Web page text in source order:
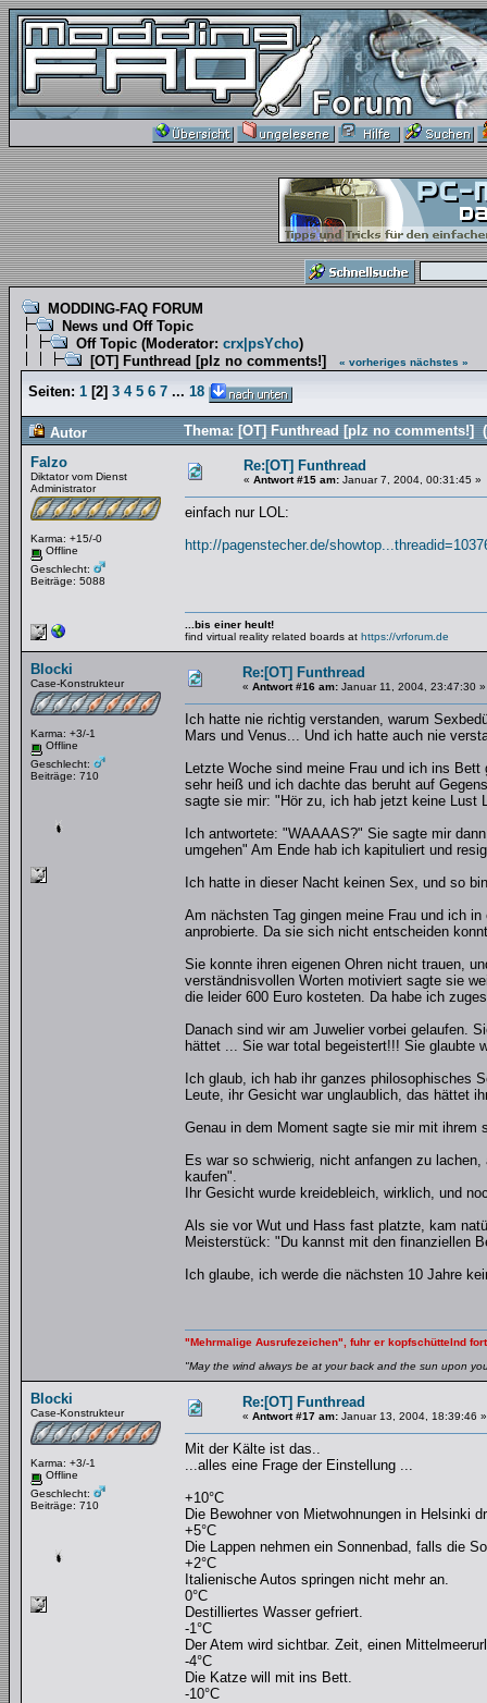
MODDING-FAQ FORUM
News und Off Topic
Off Topic (Moderator: crx|psYcho)
[OT] Funthread [plz no comments!]
« vorheriges nächstes »
Seiten: 1 [2] 3 4 5 6 7 ... 18
Autor
Thema: [OT] Funthread [plz no comments!]
Falzo
Diktator vom Dienst
Administrator
Karma: +15/-0
Offline
Geschlecht:
Beiträge: 5088
Re:[OT] Funthread
« Antwort #15 am: Januar 7, 2004, 00:31:45 »
einfach nur LOL:
http://pagenstecher.de/
...bis einer heult!
find virtual reality related boards at https://vrforum.de
Blocki
Case-Konstrukteur
Karma: +3/-1
Offline
Geschlecht:
Beiträge: 710
Re:[OT] Funthread
« Antwort #16 am: Januar 11, 2004, 23:47:30 »
Ich hatte nie richtig verstanden, warum
Mars und Venus... Und ich hatte auch nie
Letzte Woche sind meine Frau und ich ins
sehr heiß und ich dachte das beruht auf
sagte sie mir: "Hör zu, ich hab jetzt keine Lust
Ich antwortete: "WAAAAS?" Sie sagte mir
umgehen" Am Ende hab ich kapituliert und
Ich hatte in dieser Nacht keinen Sex, und so
Am nächsten Tag gingen meine Frau und ich
anprobierte. Da sie sich nicht entscheiden
Sie konnte ihren eigenen Ohren nicht trauen,
verständnisvollen Worten motiviert sagte sie
die leider 600 Euro kosteten. Da habe ich
Danach sind wir am Juwelier vorbei gelaufen.
hättet ... Sie war total begeistert!!! Sie glaubte
Ich glaub, ich hab ihr ganzes philosophisches
Leute, ihr Gesicht war unglaublich, das hättet
Genau in dem Moment sagte sie mir mit
Es war so schwierig, nicht anfangen zu
kaufen".
Ihr Gesicht wurde kreidebleich, wirklich, und
Als sie vor Wut und Hass fast platzte, kam
Meisterstück: "Du kannst mit den finanziellen
Ich glaube, ich werde die nächsten 10 Jahre
"Mehrmalige Ausrufezeichen", fuhr er kopfschüttelnd
"May the wind always be at your back and the sun upon
Blocki
Case-Konstrukteur
Karma: +3/-1
Offline
Geschlecht:
Beiträge: 710
Re:[OT] Funthread
« Antwort #17 am: Januar 13, 2004, 18:39:46 »
Mit der Kälte ist das..
...alles eine Frage der Einstellung ...
+10°C
Die Bewohner von Mietwohnungen in Helsinki
+5°C
Die Lappen nehmen ein Sonnenbad, falls die
+2°C
Italienische Autos springen nicht mehr an.
0°C
Destilliertes Wasser gefriert.
-1°C
Der Atem wird sichtbar. Zeit, einen
-4°C
Die Katze will mit ins Bett.
-10°C